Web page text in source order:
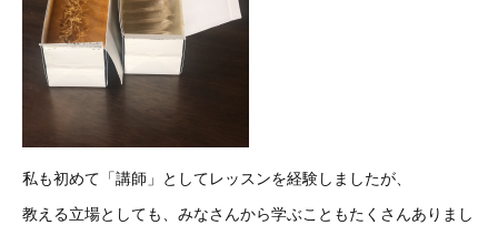
私も初めて「講師」としてレッスンを経験しましたが、
教える立場としても、みなさんから学ぶこともたくさんありまし